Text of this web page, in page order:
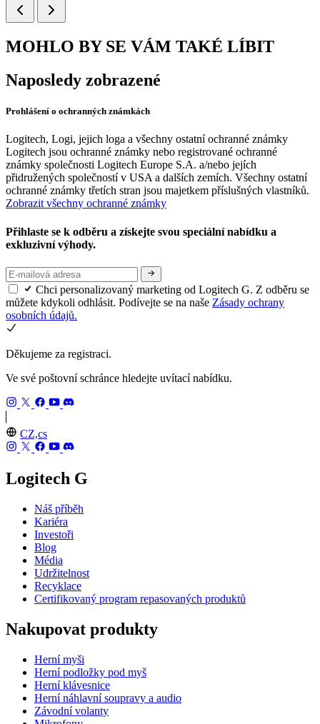
MOHLO BY SE VÁM TAKÉ LÍBIT
Naposledy zobrazené
Prohlášení o ochranných známkách
Logitech, Logi, jejich loga a všechny ostatní ochranné známky
Logitech jsou ochranné známky nebo registrované ochranné
známky společnosti Logitech Europe S.A. a/nebo jejích
přidružených společností v USA a dalších zemích. Všechny ostatní
ochranné známky třetích stran jsou majetkem příslušných vlastníků.
Zobrazit všechny ochranné známky
Přihlaste se k odběru a získejte svou speciální nabídku a
exkluzivní výhody.
Chci personalizovaný marketing od Logitech G. Z odběru se
můžete kdykoli odhlásit. Podívejte se na naše Zásady ochrany
osobních údajů.
Děkujeme za registraci.
Ve své poštovní schránce hledejte uvítací nabídku.
CZ,cs
Logitech G
Náš příběh
Kariéra
Investoři
Blog
Média
Udržitelnost
Recyklace
Certifikovaný program repasovaných produktů
Nakupovat produkty
Herní myši
Herní podložky pod myš
Herní klávesnice
Herní náhlavní soupravy a audio
Závodní volanty